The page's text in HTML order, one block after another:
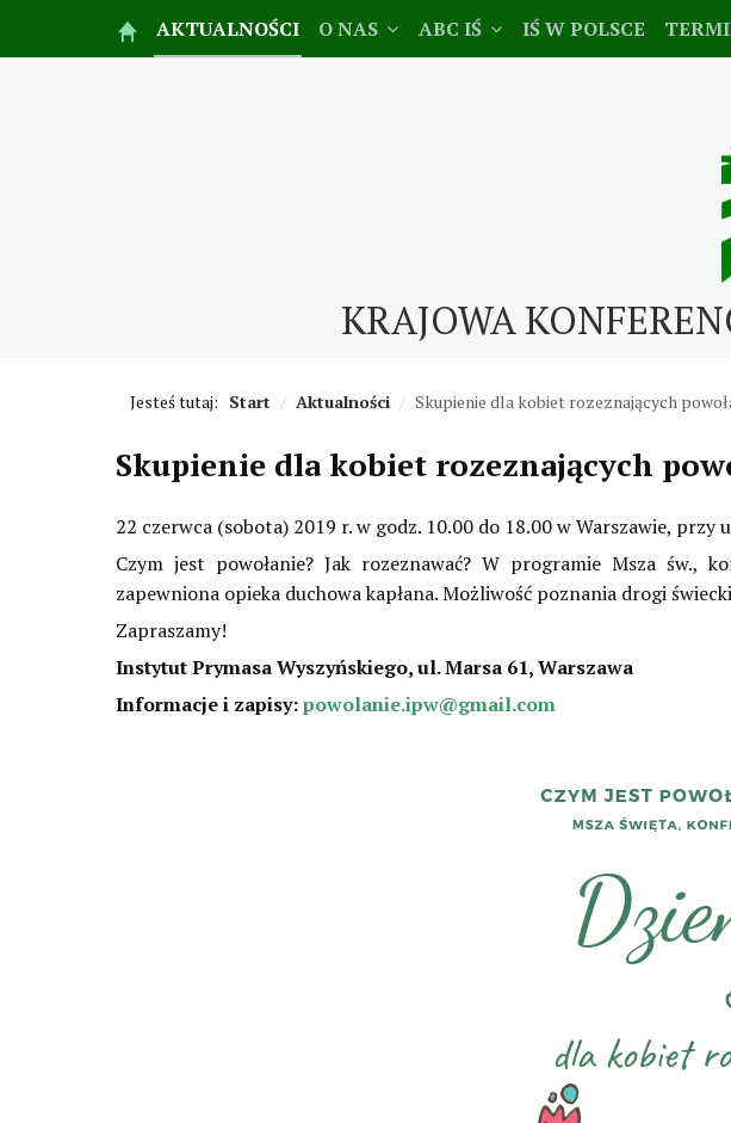
AKTUALNOŚCI O NAS ABC IŚ IŚ W POLSCE
KRAJOWA
Jesteś tutaj: Start / Aktualności / Skupienie dla kobiet rozeznających
Skupienie dla kobiet rozeznających
22 czerwca (sobota) 2019 r. w godz. 10.00 do 18.00 w Warszawie,
Czym jest powołanie? Jak rozeznawać? W programie Msza św.,
zapewniona opieka duchowa kapłana. Możliwość poznania drogi
Zapraszamy!
Instytut Prymasa Wyszyńskiego, ul. Marsa 61, Warszawa
Informacje i zapisy:powolanie.ipw@gmail.com